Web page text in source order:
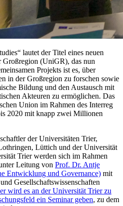
lautet der Titel eines neuen
Großregion (UniGR), das nun
Projekts ist es, über
in der Großregion zu forschen sowie
Bildung und den Austausch mit
Akteuren zu ermöglichen. Das
Union im Rahmen des Interreg
2020 mit knapp zwei Millionen
der Universitäten Trier,
Lüttich und der Universität
Trier werden sich im Rahmen
Leitung von Prof. Dr. Antje
Entwicklung und Governance) mit
Gesellschaftswissenschaften
wird es an der Universität Trier zu
ein Seminar geben, zu dem